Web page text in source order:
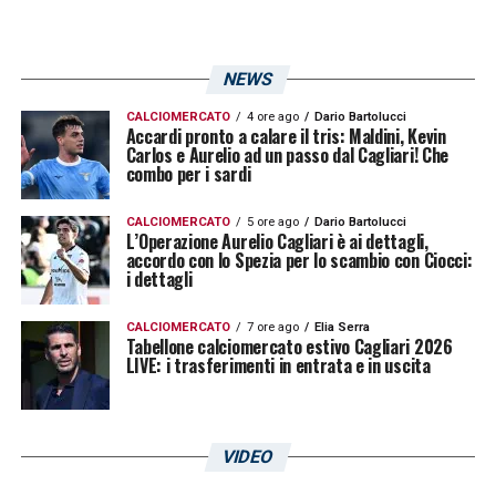
LA PLAYLIST DELLE NOSTRE TOP NEWS
NEWS
CALCIOMERCATO 4 ore ago Dario Bartolucci
Accardi pronto a calare il tris: Maldini, Kevin
Carlos e Aurelio ad un passo dal Cagliari! Che
combo per i sardi
CALCIOMERCATO 5 ore ago Dario Bartolucci
L’Operazione Aurelio Cagliari è ai dettagli,
accordo con lo Spezia per lo scambio con Ciocci:
i dettagli
CALCIOMERCATO 7 ore ago Elia Serra
Tabellone calciomercato estivo Cagliari 2026
LIVE: i trasferimenti in entrata e in uscita
VIDEO